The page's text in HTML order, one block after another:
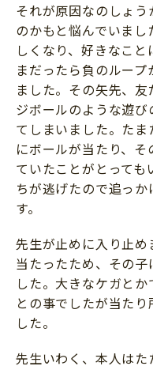
それが原因なのしょ
のかもと悩んでいま
しくなり、好きなこ
まだったら負のルー
ました。その矢先、
ジボールのような遊
てしまいました。た
にボールが当たり、
ていたことがとって
ちが逃げたので追っ
す。
先生が止めに入り止
当たったため、その
した。大きなケガと
との事でしたが当た
した。
先生いわく、本人は